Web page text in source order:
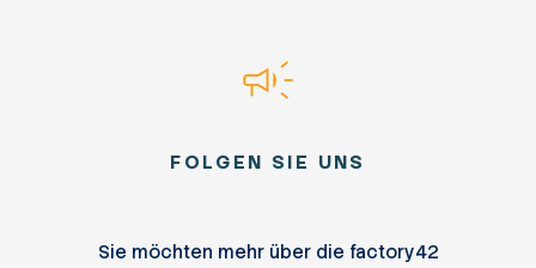
FOLGEN SIE UNS
Sie möchten mehr über die factory42